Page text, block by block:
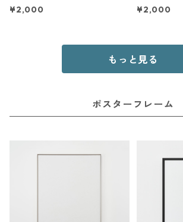
¥2,000 ¥2,000
もっと見る
ポスターフレーム